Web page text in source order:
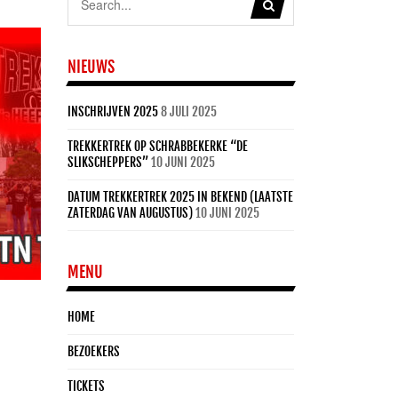
NIEUWS
INSCHRIJVEN 20258 JULI 2025
TREKKERTREK OP SCHRABBEKERKE “DE
SLIKSCHEPPERS”10 JUNI 2025
DATUM TREKKERTREK 2025 IN BEKEND (LAATSTE
ZATERDAG VAN AUGUSTUS)10 JUNI 2025
MENU
HOME
BEZOEKERS
TICKETS